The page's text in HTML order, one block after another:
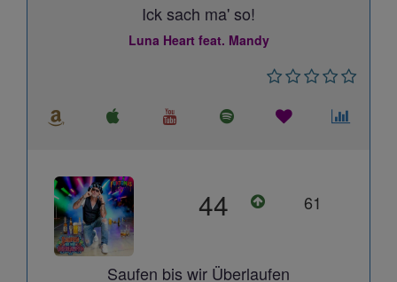
Ick sach ma' so!
Luna Heart feat. Mandy
44 61
Saufen bis wir Überlaufen